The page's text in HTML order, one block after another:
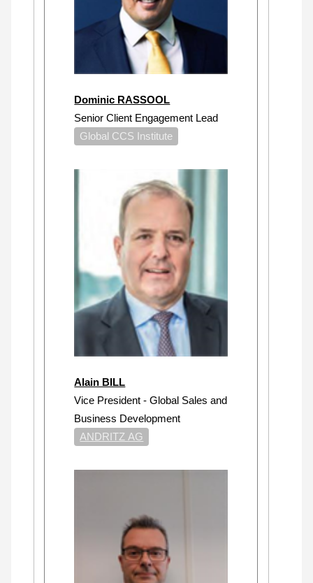
Dominic RASSOOL
Senior Client Engagement Lead
Global CCS Institute
Alain BILL
Vice President - Global Sales and
Business Development
ANDRITZ AG